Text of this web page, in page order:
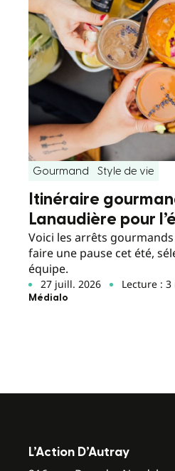
Gourmand Style de vie
Itinéraire
Lanaudière pour
Voici les arrêts
faire une pause cet été,
équipe.
27 juill. 2026 Lecture :
Médialo
L’Action D’Autray